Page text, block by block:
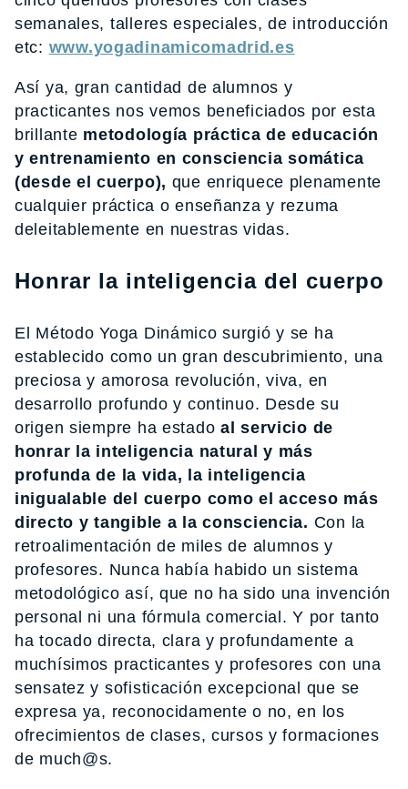
semanales, talleres especiales, de introducción
etc: www.yogadinamicomadrid.es
Así ya, gran cantidad de alumnos y
practicantes nos vemos beneficiados por esta
brillante metodología práctica de educación
y entrenamiento en consciencia somática
(desde el cuerpo), que enriquece plenamente
cualquier práctica o enseñanza y rezuma
deleitablemente en nuestras vidas.
Honrar la inteligencia del cuerpo
El Método Yoga Dinámico surgió y se ha
establecido como un gran descubrimiento, una
preciosa y amorosa revolución, viva, en
desarrollo profundo y continuo. Desde su
origen siempre ha estado al servicio de
honrar la inteligencia natural y más
profunda de la vida, la inteligencia
inigualable del cuerpo como el acceso más
directo y tangible a la consciencia. Con la
retroalimentación de miles de alumnos y
profesores. Nunca había habido un sistema
metodológico así, que no ha sido una invención
personal ni una fórmula comercial. Y por tanto
ha tocado directa, clara y profundamente a
muchísimos practicantes y profesores con una
sensatez y sofisticación excepcional que se
expresa ya, reconocidamente o no, en los
ofrecimientos de clases, cursos y formaciones
de much@s.